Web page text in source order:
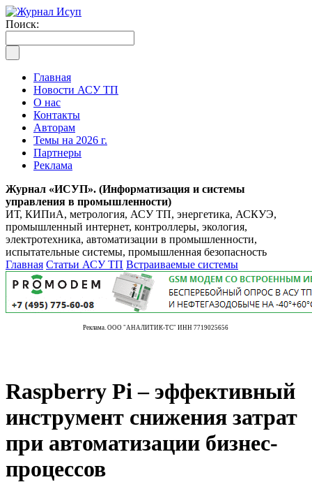
Поиск:
Главная
Новости АСУ ТП
О нас
Контакты
Авторам
Темы на 2026 г.
Партнеры
Реклама
Журнал «ИСУП». (Информатизация и системы
управления в промышленности)
ИТ, КИПиА, метрология, АСУ ТП, энергетика, АСКУЭ,
промышленный интернет, контроллеры, экология,
электротехника, автоматизации в промышленности,
испытательные системы, промышленная безопасность
Главная Статьи АСУ ТП Встраиваемые системы
Реклама. ООО "АНАЛИТИК-ТС" ИНН 7719025656
Raspberry Pi – эффективный
инструмент снижения затрат
при автоматизации бизнес-
процессов